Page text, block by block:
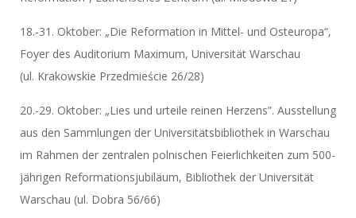
18.-31. Oktober: „Die Reformation in Mittel- und Osteuropa“,
Foyer des Auditorium Maximum, Universität Warschau
(ul. Krakowskie Przedmieście 26/28)
20.-29. Oktober: „Lies und urteile reinen Herzens”. Ausstellung
aus den Sammlungen der Universitätsbibliothek in Warschau
im Rahmen der zentralen polnischen Feierlichkeiten zum 500-
jährigen Reformationsjubiläum, Bibliothek der Universität
Warschau (ul. Dobra 56/66)